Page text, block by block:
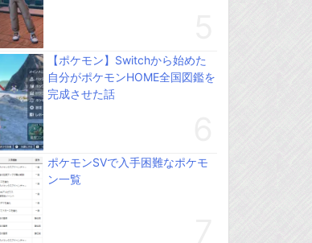
【ポケモン】Switchから始めた
自分がポケモンHOME全国図鑑を
完成させた話
ポケモンSVで入手困難なポケモ
ン一覧